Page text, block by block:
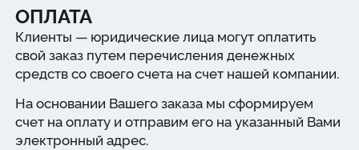
ОПЛАТА
Клиенты — юридические лица могут оплатить
свой заказ путем перечисления денежных
средств со своего счета на счет нашей компании.
На основании Вашего заказа мы сформируем
счет на оплату и отправим его на указанный Вами
электронный адрес.